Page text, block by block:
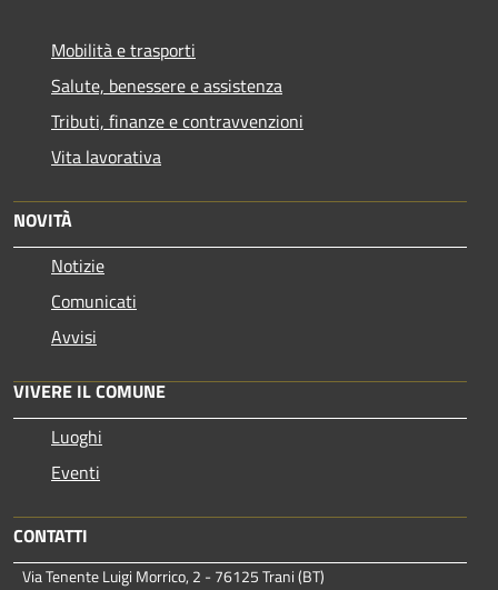
Mobilità e trasporti
Salute, benessere e assistenza
Tributi, finanze e contravvenzioni
Vita lavorativa
NOVITÀ
Notizie
Comunicati
Avvisi
VIVERE IL COMUNE
Luoghi
Eventi
CONTATTI
Via Tenente Luigi Morrico, 2 - 76125 Trani (BT)